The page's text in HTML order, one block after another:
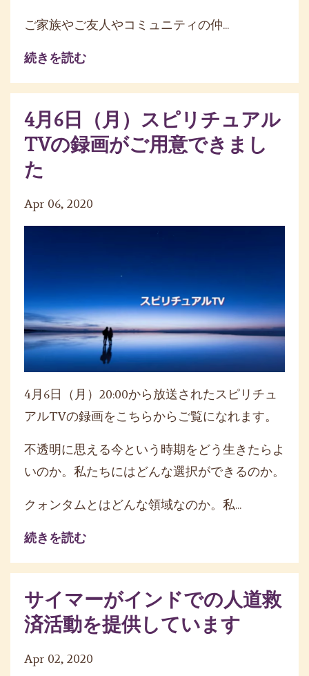
ご家族やご友人やコミュニティの仲...
続きを読む
4月6日（月）スピリチュアル
TVの録画がご用意できまし
た
Apr 06, 2020
4月6日（月）20:00から放送されたスピリチュ
アルTVの録画をこちらからご覧になれます。
不透明に思える今という時期をどう生きたらよ
いのか。私たちにはどんな選択ができるのか。
クォンタムとはどんな領域なのか。私...
続きを読む
サイマーがインドでの人道救
済活動を提供しています
Apr 02, 2020